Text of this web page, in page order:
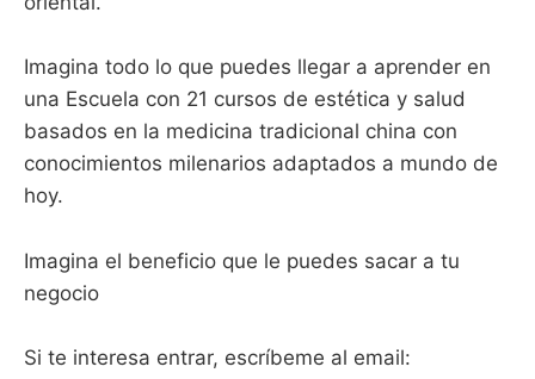
Imagina todo lo que puedes llegar a aprender en
una Escuela con 21 cursos de estética y salud
basados en la medicina tradicional china con
conocimientos milenarios adaptados a mundo de
hoy.
Imagina el beneficio que le puedes sacar a tu
negocio
Si te interesa entrar, escríbeme al email: